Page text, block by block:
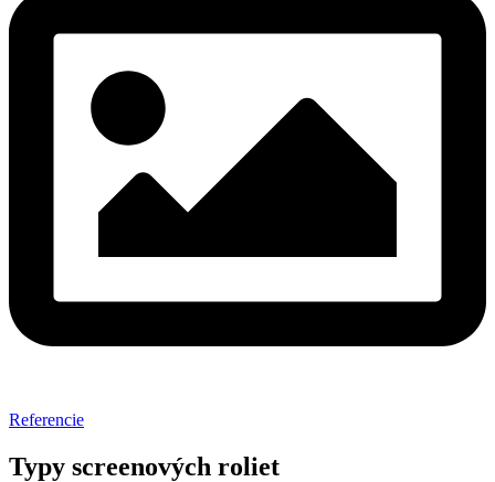
Referencie
Typy screenových roliet